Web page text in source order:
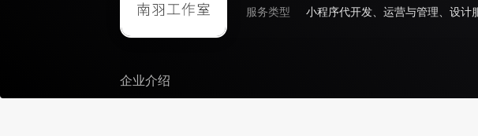
服务类型
小程序代开发、运营与管理、设计
企业介绍